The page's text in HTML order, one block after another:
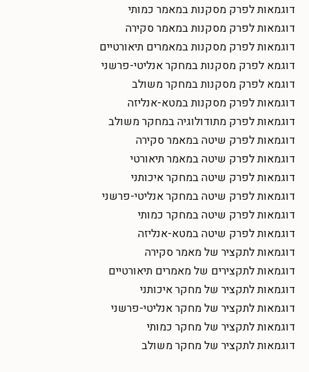
דוגמאות לפרק מסקנות במאמר כמותי
דוגמאות לפרק מסקנות במאמר סקירה
דוגמאות לפרק מסקנות במאמרים תיאורטיים
דוגמא לפרק מסקנות במחקר אנליטי-פרשני
דוגמא לפרק מסקנות במחקר משולב
דוגמאות לפרק מסקנות במטא-אנליזה
דוגמאות לפרק מתודולוגיה במחקר משולב
דוגמאות לפרק שיטה במאמר סקירה
דוגמאות לפרק שיטה במאמר תיאורטי
דוגמאות לפרק שיטה במחקר איכותני
דוגמאות לפרק שיטה במחקר אנליטי-פרשני
דוגמאות לפרק שיטה במחקר כמותי
דוגמאות לפרק שיטה במטא-אנליזה
דוגמאות לתקציר של מאמר סקירה
דוגמאות לתקצירים של מאמרים תיאורטיים
דוגמאות לתקציר של מחקר איכותני
דוגמאות לתקציר של מחקר אנליטי-פרשני
דוגמאות לתקציר של מחקר כמותי
דוגמאות לתקציר של מחקר משולב